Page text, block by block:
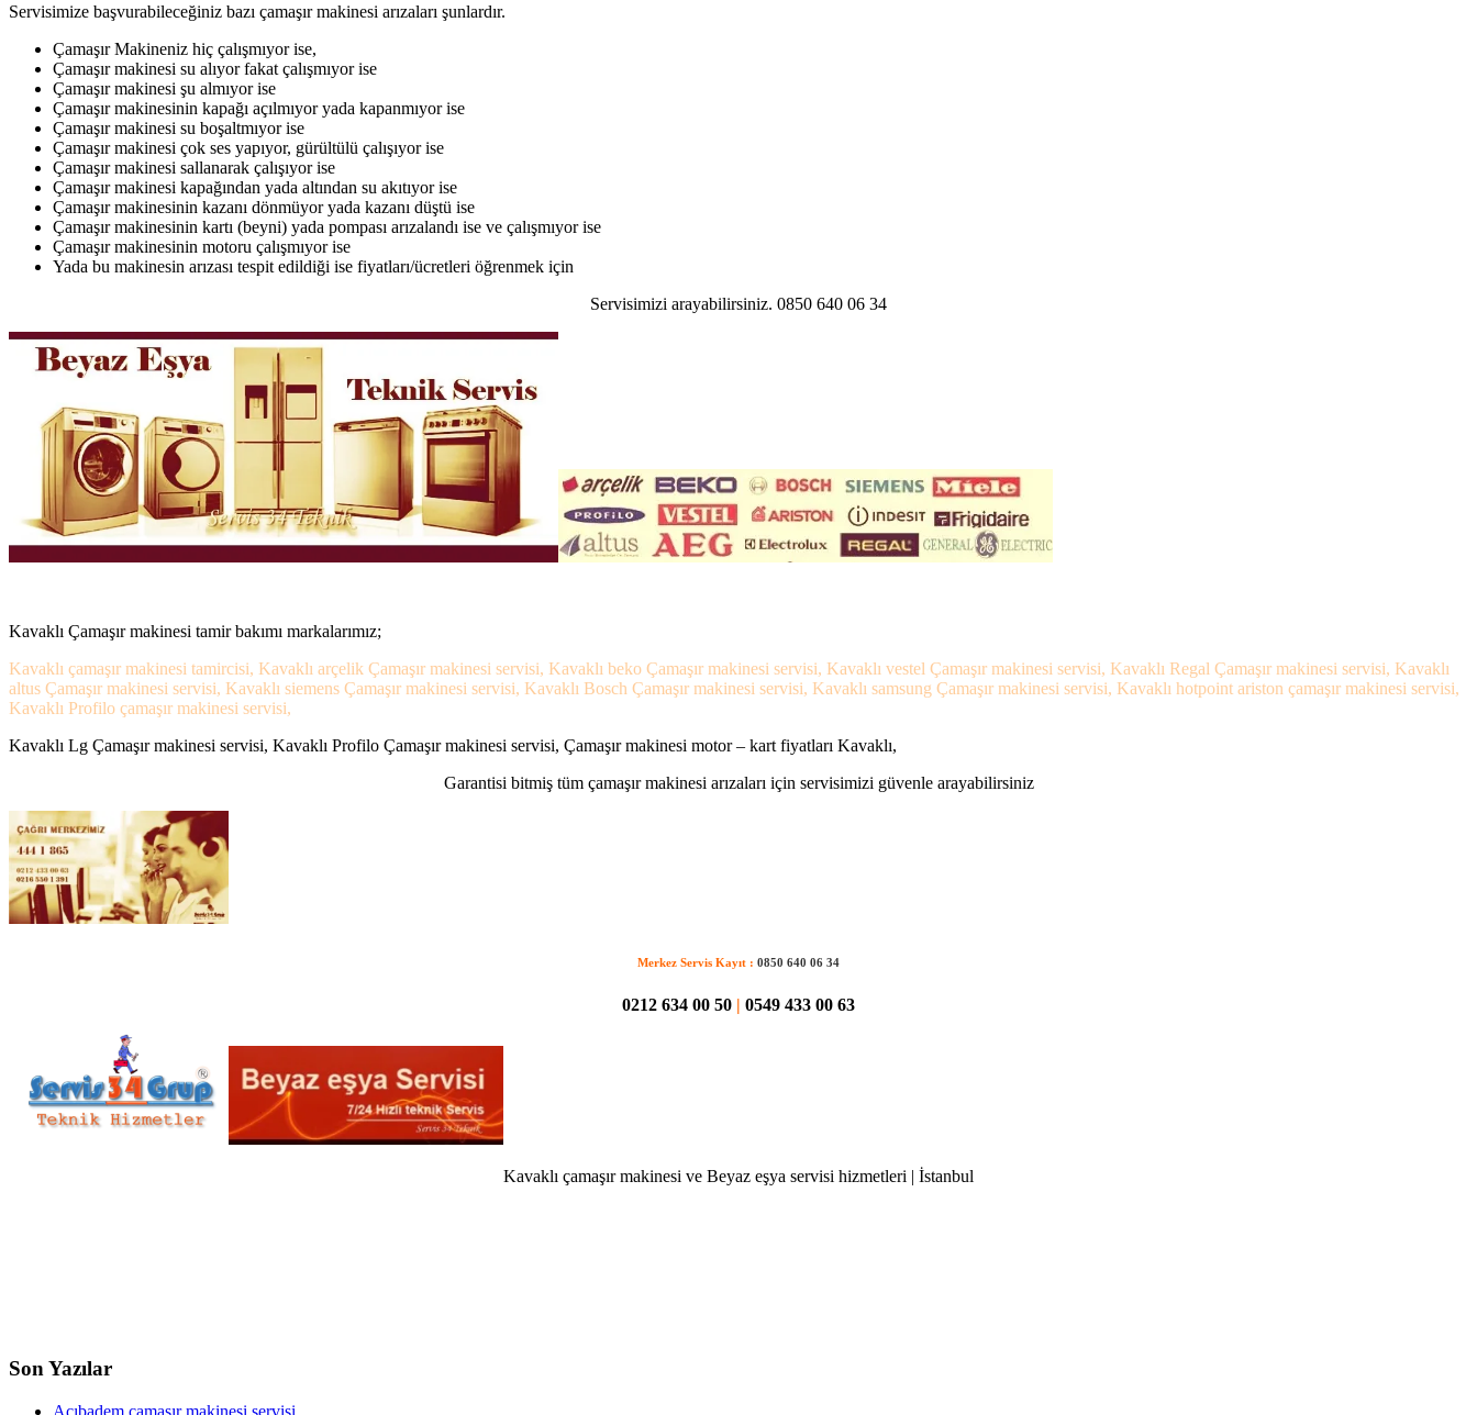
Servisimize başvurabileceğiniz bazı çamaşır makinesi arızaları şunlardır.
Çamaşır Makineniz hiç çalışmıyor ise,
Çamaşır makinesi su alıyor fakat çalışmıyor ise
Çamaşır makinesi şu almıyor ise
Çamaşır makinesinin kapağı açılmıyor yada kapanmıyor ise
Çamaşır makinesi su boşaltmıyor ise
Çamaşır makinesi çok ses yapıyor, gürültülü çalışıyor ise
Çamaşır makinesi sallanarak çalışıyor ise
Çamaşır makinesi kapağından yada altından su akıtıyor ise
Çamaşır makinesinin kazanı dönmüyor yada kazanı düştü ise
Çamaşır makinesinin kartı (beyni) yada pompası arızalandı ise ve çalışmıyor ise
Çamaşır makinesinin motoru çalışmıyor ise
Yada bu makinesin arızası tespit edildiği ise fiyatları/ücretleri öğrenmek için
Servisimizi arayabilirsiniz. 0850 640 06 34
Kavaklı Çamaşır makinesi tamir bakımı markalarımız;
Kavaklı çamaşır makinesi tamircisi, Kavaklı arçelik Çamaşır makinesi servisi, Kavaklı beko Çamaşır makinesi servisi, Kavaklı vestel Çamaşır makinesi servisi, Kavaklı Regal Çamaşır makinesi servisi, Kavaklı
altus Çamaşır makinesi servisi, Kavaklı siemens Çamaşır makinesi servisi, Kavaklı Bosch Çamaşır makinesi servisi, Kavaklı samsung Çamaşır makinesi servisi, Kavaklı hotpoint ariston çamaşır makinesi servisi,
Kavaklı Profilo çamaşır makinesi servisi,
Kavaklı Lg Çamaşır makinesi servisi, Kavaklı Profilo Çamaşır makinesi servisi, Çamaşır makinesi motor – kart fiyatları Kavaklı,
Garantisi bitmiş tüm çamaşır makinesi arızaları için servisimizi güvenle arayabilirsiniz
Merkez Servis Kayıt : 0850 640 06 34
0212 634 00 50 0549 433 00 63
Kavaklı çamaşır makinesi ve Beyaz eşya servisi hizmetleri | İstanbul
Son Yazılar
Acıbadem çamaşır makinesi servisi